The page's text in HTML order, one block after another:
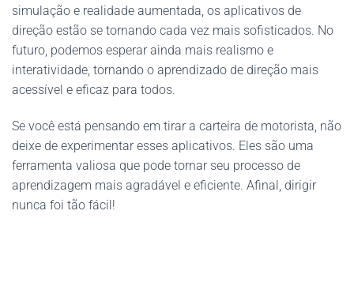
simulação e realidade aumentada, os aplicativos de
direção estão se tornando cada vez mais sofisticados. No
futuro, podemos esperar ainda mais realismo e
interatividade, tornando o aprendizado de direção mais
acessível e eficaz para todos.
Se você está pensando em tirar a carteira de motorista, não
deixe de experimentar esses aplicativos. Eles são uma
ferramenta valiosa que pode tornar seu processo de
aprendizagem mais agradável e eficiente. Afinal, dirigir
nunca foi tão fácil!